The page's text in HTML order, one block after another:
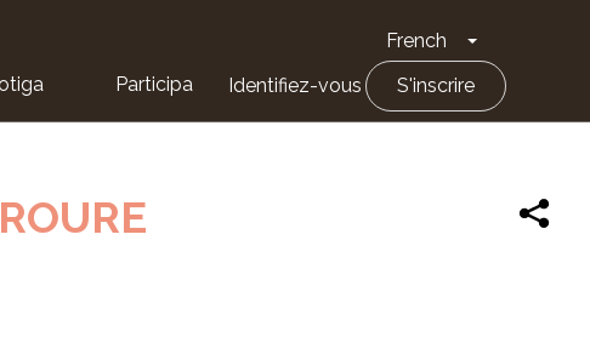
French Toggle
Participa Identifiez-vous S'inscrire